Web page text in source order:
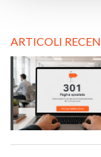
ARTICOLI